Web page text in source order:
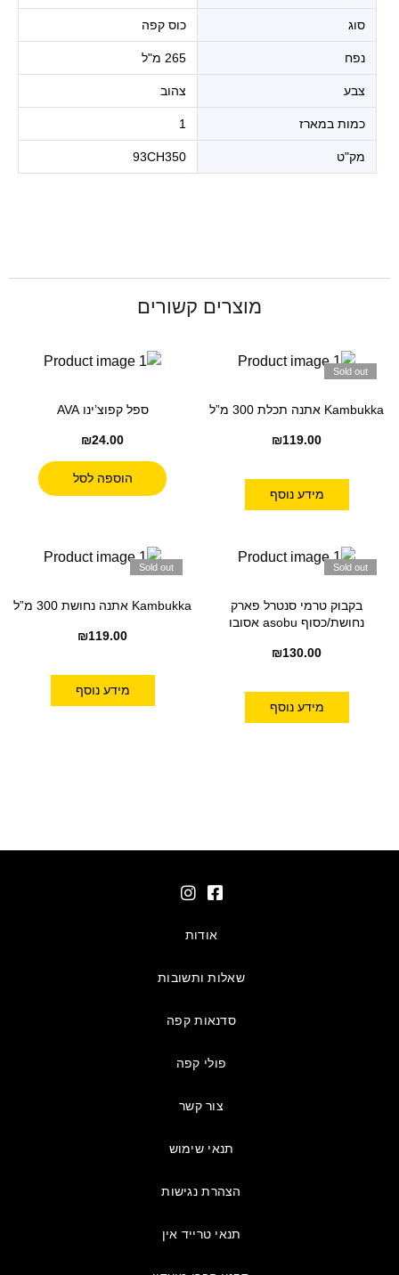
סוג כוס קפה
נפח 265 מ"ל
צבע צהוב
כמות במארז 1
מק"ט 93CH350
מוצרים קשורים
Sold out
Kambukka אתנה תכלת 300 מ”ל
₪119.00
מידע נוסף
ספל קפוצ’ינו AVA
₪24.00
הוספה לסל
Sold out
בקבוק טרמי סנטרל פארק
נחושת/כסוף asobu אסובו
₪130.00
מידע נוסף
Sold out
Kambukka אתנה נחושת 300 מ”ל
₪119.00
מידע נוסף
אודות
שאלות ותשובות
סדנאות קפה
פולי קפה
צור קשר
תנאי שימוש
הצהרת נגישות
תנאי טרייד אין